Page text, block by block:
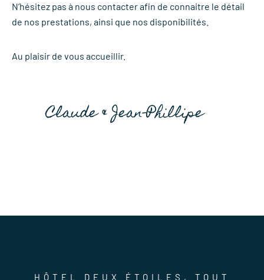
N’hésitez pas à nous contacter afin de connaitre le détail
de nos prestations, ainsi que nos disponibilités.
Au plaisir de vous accueillir.
Claude & Jean-Phillipe
HÔTEL DEUX ÉTOILES, TOUT